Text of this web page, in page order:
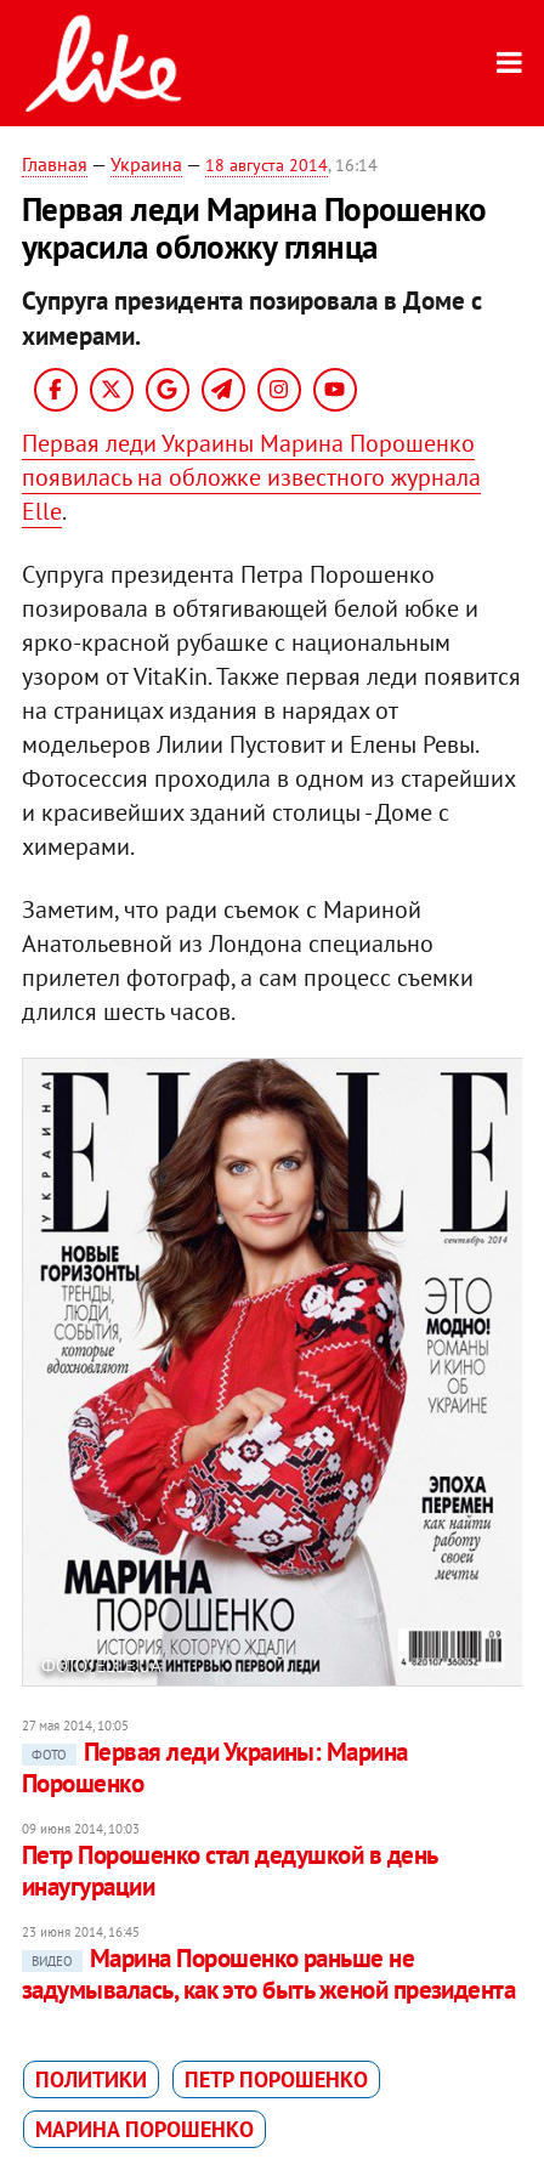
Главная — Украина — 18 августа 2014, 16:14
Первая леди Марина Порошенко
украсила обложку глянца
Супруга президента позировала в Доме с
химерами.
Первая леди Украины Марина Порошенко
появилась на обложке известного журнала
Elle.
Супруга президента Петра Порошенко
позировала в обтягивающей белой юбке и
ярко-красной рубашке с национальным
узором от VitaKin. Также первая леди появится
на страницах издания в нарядах от
модельеров Лилии Пустовит и Елены Ревы.
Фотосессия проходила в одном из старейших
и красивейших зданий столицы - Доме с
химерами.
Заметим, что ради съемок с Мариной
Анатольевной из Лондона специально
прилетел фотограф, а сам процесс съемки
длился шесть часов.
ФОТО: ELLE.UA
27 мая 2014, 10:05
ФОТО
Первая леди Украины: Марина
Порошенко
09 июня 2014, 10:03
Петр Порошенко стал дедушкой в день
инаугурации
23 июня 2014, 16:45
ВИДЕО
Марина Порошенко раньше не
задумывалась, как это быть женой президента
ПОЛИТИКИ
ПЕТР ПОРОШЕНКО
МАРИНА ПОРОШЕНКО